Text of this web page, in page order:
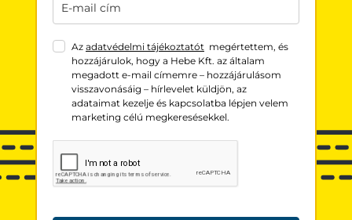
Az adatvédelmi tájékoztatótmegértettem, és
hozzájárulok, hogy a Hebe Kft. az általam
megadott e-mail címemre – hozzájárulásom
visszavonásáig – hírlevelet küldjön, az
adataimat kezelje és kapcsolatba lépjen velem
marketing célú megkeresésekkel.